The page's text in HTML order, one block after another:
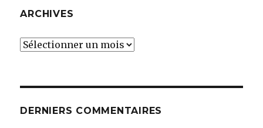
ARCHIVES
Archives
DERNIERS COMMENTAIRES